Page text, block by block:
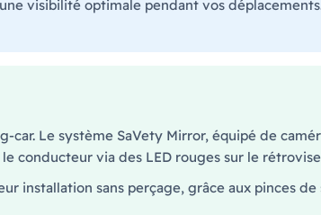
visibilité optimale pendant vos
car. Le système SaVety Mirror, équipé de
conducteur via des LED rouges sur le
installation sans perçage, grâce aux pinces de